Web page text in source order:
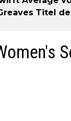
Titel